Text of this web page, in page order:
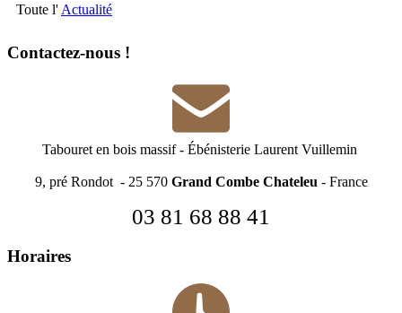
Toute l' Actualité
Contactez-nous !
Tabouret en bois massif- Ébénisterie Laurent Vuillemin
9, pré Rondot - 25 570 Grand Combe Chateleu - France
03 81 68 88 41
Horaires